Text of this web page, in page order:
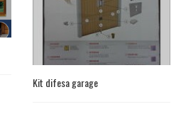
Kit difesa garage